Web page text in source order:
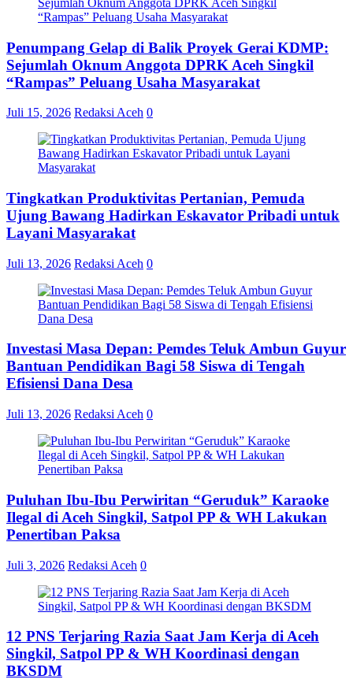
Penumpang Gelap di Balik Proyek Gerai KDMP:
Sejumlah Oknum Anggota DPRK Aceh Singkil
“Rampas” Peluang Usaha Masyarakat
Juli 15, 2026 Redaksi Aceh 0
Tingkatkan Produktivitas Pertanian, Pemuda
Ujung Bawang Hadirkan Eskavator Pribadi untuk
Layani Masyarakat
Juli 13, 2026 Redaksi Aceh 0
Investasi Masa Depan: Pemdes Teluk Ambun Guyur
Bantuan Pendidikan Bagi 58 Siswa di Tengah
Efisiensi Dana Desa
Juli 13, 2026 Redaksi Aceh 0
Puluhan Ibu-Ibu Perwiritan “Geruduk” Karaoke
Ilegal di Aceh Singkil, Satpol PP & WH Lakukan
Penertiban Paksa
Juli 3, 2026 Redaksi Aceh 0
12 PNS Terjaring Razia Saat Jam Kerja di Aceh
Singkil, Satpol PP & WH Koordinasi dengan
BKSDM